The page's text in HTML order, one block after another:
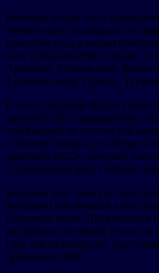
Впервые акция была
значительно расширила
прошлом году в акции
всех субъектов РФ, а также
Армении, Узбекистана,
Таджикистана, Турции,
В число заданий
диктанта-2025 традиционно
отобранные методической
«Лучший вопрос для
диктанта-2025», который
студентов высших учебных
Впервые этот конкурс был
большего вовлечения юных
получили более 100 вопросов
различных регионов России и
году число вопросов,
превысило 300.